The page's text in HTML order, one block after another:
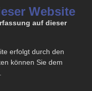
Website
auf dieser
erfolgt durch den
können Sie dem